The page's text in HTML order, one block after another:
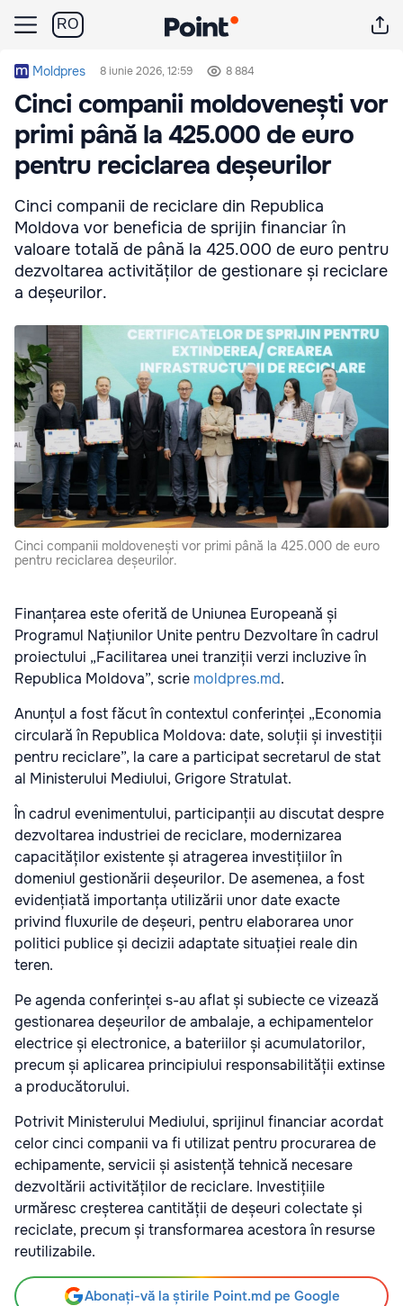
RO
Moldpres 8 iunie 2026, 12:59 8 884
Cinci companii moldovenești vor
primi până la 425.000 de euro
pentru reciclarea deșeurilor
Cinci companii de reciclare din Republica
Moldova vor beneficia de sprijin financiar în
valoare totală de până la 425.000 de euro pentru
dezvoltarea activităților de gestionare și reciclare
a deșeurilor.
Cinci companii moldovenești vor primi până la 425.000 de euro
pentru reciclarea deșeurilor.
Finanțarea este oferită de Uniunea Europeană și
Programul Națiunilor Unite pentru Dezvoltare în cadrul
proiectului „Facilitarea unei tranziții verzi incluzive în
Republica Moldova”, scrie moldpres.md.
Anunțul a fost făcut în contextul conferinței „Economia
circulară în Republica Moldova: date, soluții și investiții
pentru reciclare”, la care a participat secretarul de stat
al Ministerului Mediului, Grigore Stratulat.
În cadrul evenimentului, participanții au discutat despre
dezvoltarea industriei de reciclare, modernizarea
capacităților existente și atragerea investițiilor în
domeniul gestionării deșeurilor. De asemenea, a fost
evidențiată importanța utilizării unor date exacte
privind fluxurile de deșeuri, pentru elaborarea unor
politici publice și decizii adaptate situației reale din
teren.
Pe agenda conferinței s-au aflat și subiecte ce vizează
gestionarea deșeurilor de ambalaje, a echipamentelor
electrice și electronice, a bateriilor și acumulatorilor,
precum și aplicarea principiului responsabilității extinse
a producătorului.
Potrivit Ministerului Mediului, sprijinul financiar acordat
celor cinci companii va fi utilizat pentru procurarea de
echipamente, servicii și asistență tehnică necesare
dezvoltării activităților de reciclare. Investițiile
urmăresc creșterea cantității de deșeuri colectate și
reciclate, precum și transformarea acestora în resurse
reutilizabile.
Abonați-vă la știrile Point.md pe Google